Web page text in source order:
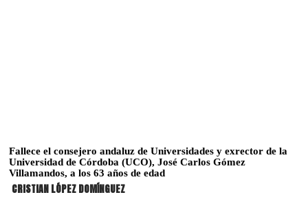
Fallece el consejero andaluz de Universidades y exrector de la
Universidad de Córdoba (UCO), José Carlos Gómez
Villamandos, a los 63 años de edad
CRISTIAN LÓPEZ DOMÍNGUEZ